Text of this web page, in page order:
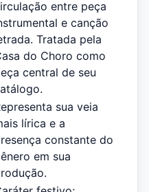
entre peça
e canção
Tratada pela
do Choro como
central de seu
sua veia
lírica e a
constante do
em sua